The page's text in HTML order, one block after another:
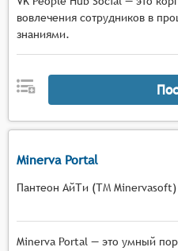
вовлечения сотрудников в
знаниями.
Minerva Portal
Пантеон АйТи (ТМ Minervasoft)
Minerva Portal — это умный